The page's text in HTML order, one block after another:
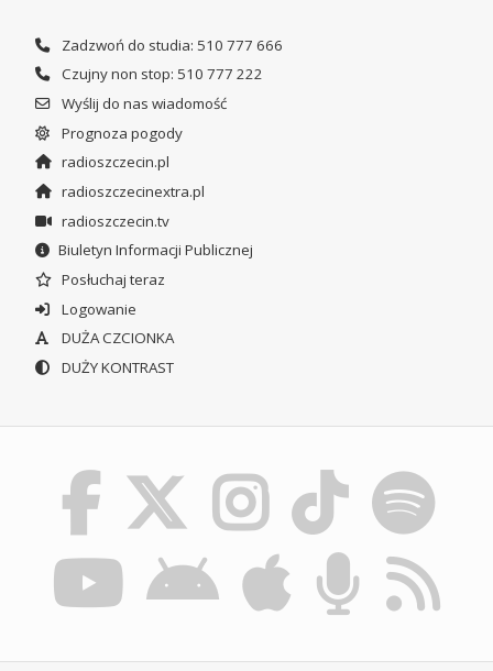
Zadzwoń do studia: 510 777 666
Czujny non stop: 510 777 222
Wyślij do nas wiadomość
Prognoza pogody
radioszczecin.pl
radioszczecinextra.pl
radioszczecin.tv
Biuletyn Informacji Publicznej
Posłuchaj teraz
Logowanie
DUŻA CZCIONKA
DUŻY KONTRAST